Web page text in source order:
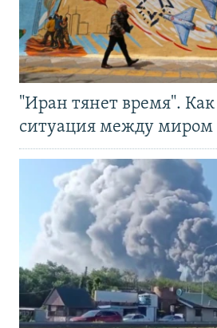
"Иран тянет время". Как
ситуация между миром